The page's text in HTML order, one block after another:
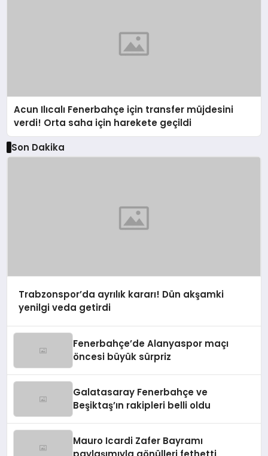
Acun Ilıcalı Fenerbahçe için transfer müjdesini
verdi! Orta saha için harekete geçildi
Son Dakika
Trabzonspor’da ayrılık kararı! Dün akşamki
yenilgi veda getirdi
Fenerbahçe’de Alanyaspor maçı
öncesi büyük sürpriz
Galatasaray Fenerbahçe ve
Beşiktaş’ın rakipleri belli oldu
Mauro Icardi Zafer Bayramı